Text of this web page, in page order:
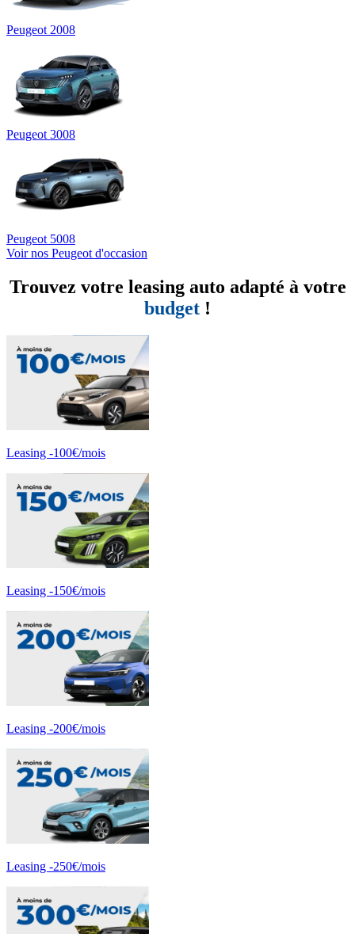
Peugeot 2008
Peugeot 3008
Peugeot 5008
Voir nos Peugeot d'occasion
Trouvez votre leasing auto adapté à votre
budget !
Leasing -100€/mois
Leasing -150€/mois
Leasing -200€/mois
Leasing -250€/mois